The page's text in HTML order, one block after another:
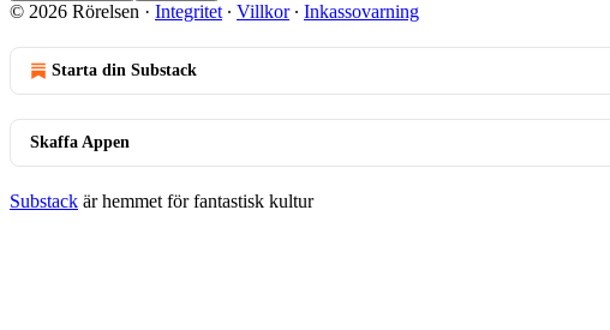
© 2026 Rörelsen · Integritet ∙ Villkor∙ Inkassovarning
Starta din Substack
Skaffa Appen
Substack är hemmet för fantastisk kultur